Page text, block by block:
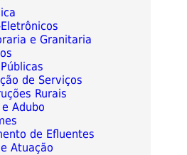
e Granitaria
de Serviços
Rurais
Adubo
de Efluentes
Atuação